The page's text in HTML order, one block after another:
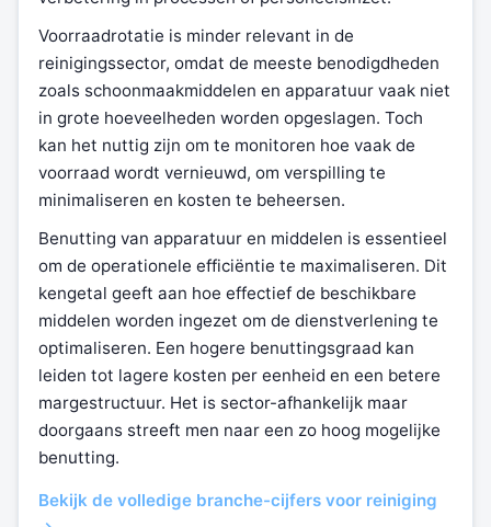
Voorraadrotatie is minder relevant in de
reinigingssector, omdat de meeste benodigdheden
zoals schoonmaakmiddelen en apparatuur vaak niet
in grote hoeveelheden worden opgeslagen. Toch
kan het nuttig zijn om te monitoren hoe vaak de
voorraad wordt vernieuwd, om verspilling te
minimaliseren en kosten te beheersen.
Benutting van apparatuur en middelen is essentieel
om de operationele efficiëntie te maximaliseren. Dit
kengetal geeft aan hoe effectief de beschikbare
middelen worden ingezet om de dienstverlening te
optimaliseren. Een hogere benuttingsgraad kan
leiden tot lagere kosten per eenheid en een betere
margestructuur. Het is sector-afhankelijk maar
doorgaans streeft men naar een zo hoog mogelijke
benutting.
Bekijk de volledige branche-cijfers voor reiniging